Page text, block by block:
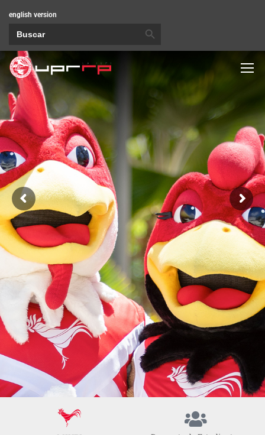
english version